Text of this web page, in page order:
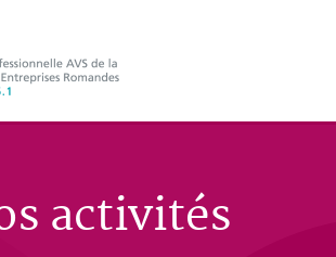
activités